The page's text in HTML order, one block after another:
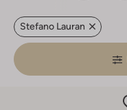
Stefano Lauran